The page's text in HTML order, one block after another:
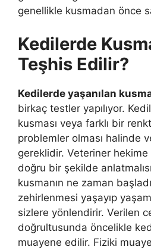
genellikle kusmadan önce
Kedilerde
Teşhis Edilir?
Kedilerde yaşanılan
birkaç testler yapılıyor.
kusması veya farklı bir
problemler olması halinde
gereklidir. Veteriner
doğru bir şekilde
kusmanın ne zaman
zehirlenmesi yaşayıp
sizlere yönlendirir. Verilen
doğrultusunda öncelikle
muayene edilir. Fiziki